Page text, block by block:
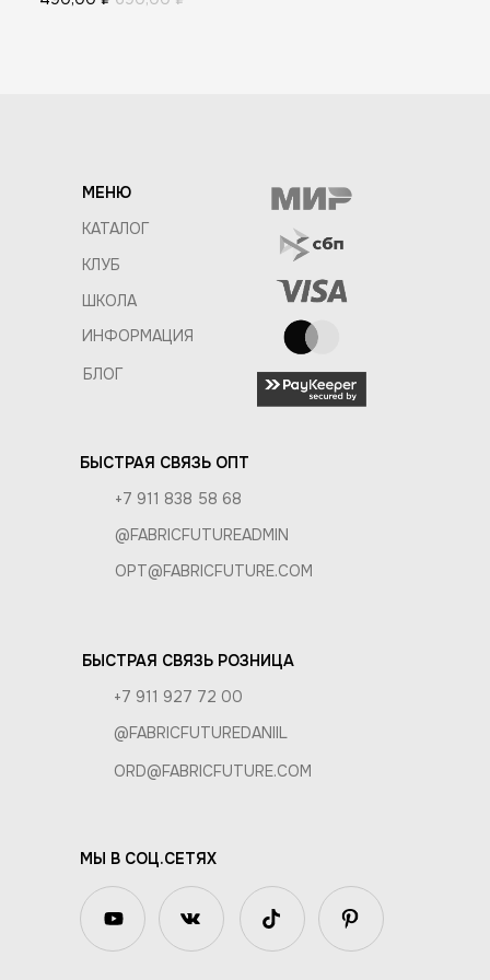
МЕНЮ
КАТАЛОГ
КЛУБ
ШКОЛА
ИНФОРМАЦИЯ
БЛОГ
БЫСТРАЯ СВЯЗЬ ОПТ
+7 911 838 58 68
@FABRICFUTUREADMIN
OPT@FABRICFUTURE.COM
БЫСТРАЯ СВЯЗЬ РОЗНИЦА
МЫ В СОЦ.СЕТЯХ
+7 911 927 72 00
@FABRICFUTUREDANIIL
ORD@FABRICFUTURE.COM